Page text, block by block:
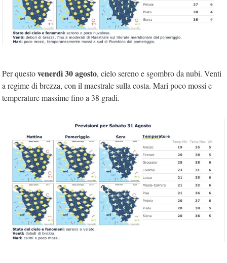
Per questovenerdì 30 agosto, cielo sereno e sgombro da nubi. Venti
a regime di brezza, con il maestrale sulla costa. Mari poco mossi e
temperature massime fino a 38 gradi.